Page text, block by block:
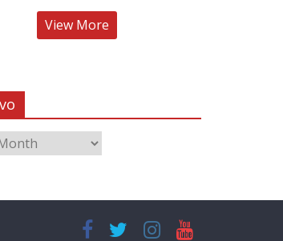
View More